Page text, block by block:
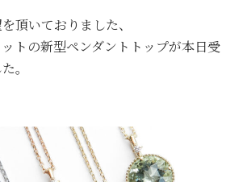
ト
頂いておりました、
トの新型ペンダントトップが本日受
。